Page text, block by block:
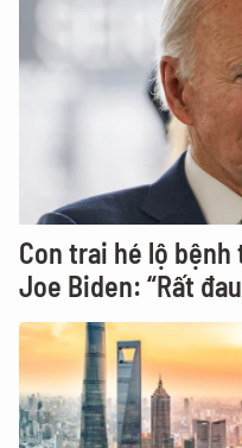
Con trai hé lộ
Joe Biden: “Rất